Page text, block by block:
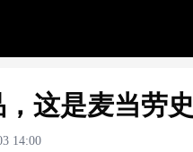
这是麦当劳
14:00